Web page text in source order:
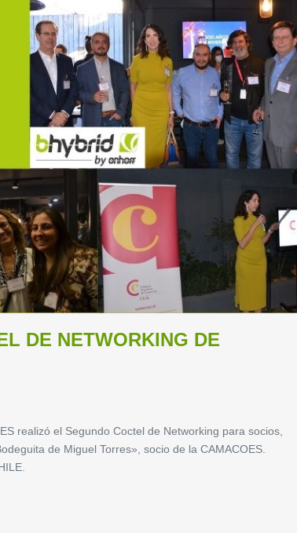
DE NETWORKING DE
realizó el Segundo Coctel de Networking para socios,
de Miguel Torres», socio de la CAMACOES.